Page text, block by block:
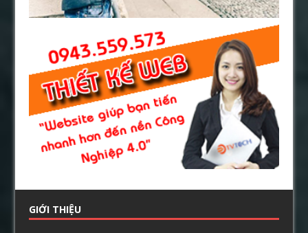
GIỚI THIỆU